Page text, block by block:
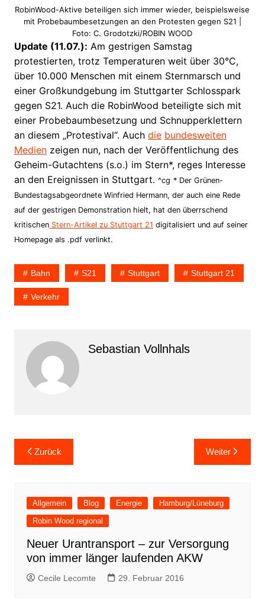
RobinWood-Aktive beteiligen sich immer wieder, beispielsweise
mit Probebaumbesetzungen an den Protesten gegen S21 |
Foto: C. Grodotzki/ROBIN WOOD
Update (11.07.): Am gestrigen Samstag
protestierten, trotz Temperaturen weit über 30°C,
über 10.000 Menschen mit einem Sternmarsch und
einer Großkundgebung im Stuttgarter Schlosspark
gegen S21. Auch die RobinWood beteiligte sich mit
einer Probebaumbesetzung und Schnupperklettern
an diesem „Protestival“. Auch die bundesweiten
Medienzeigen nun, nach der Veröffentlichung des
Geheim-Gutachtens (s.o.) im Stern*, reges Interesse
an den Ereignissen in Stuttgart. ^cg * Der Grünen-
Bundestagsabgeordnete Winfried Hermann, der auch eine Rede
auf der gestrigen Demonstration hielt, hat den überrschend
kritischenStern-Artikel zu Stuttgart 21 digitalisiert und auf seiner
Homepage als .pdf verlinkt.
Bahn S21 Stuttgart Stuttgart 21
Verkehr
Sebastian Vollnhals
Beitragsnavigation
Zurück Weiter
Allgemein Blog Energie
Hamburg/Lüneburg
Robin Wood regional
Neuer Urantransport – zur Versorgung
von immer länger laufenden AKW
Cecile Lecomte 29. Februar 2016